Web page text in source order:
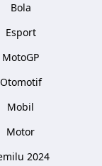
Bola
Esport
MotoGP
Otomotif
Mobil
Motor
2024